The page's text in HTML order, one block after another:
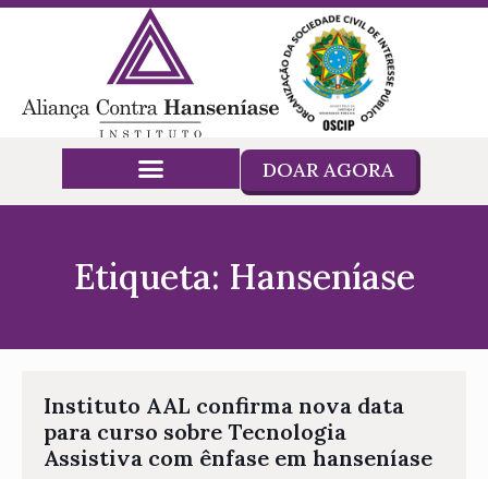
DOAR AGORA
Etiqueta: Hanseníase
Instituto AAL confirma nova data
para curso sobre Tecnologia
Assistiva com ênfase em hanseníase